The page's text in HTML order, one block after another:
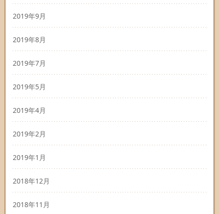
2019年9月
2019年8月
2019年7月
2019年5月
2019年4月
2019年2月
2019年1月
2018年12月
2018年11月